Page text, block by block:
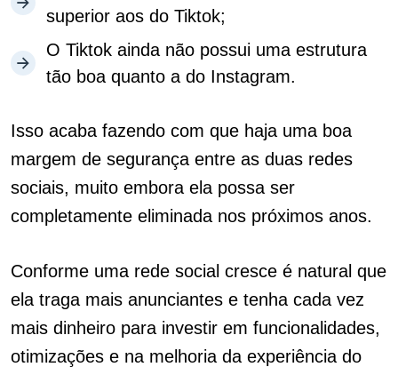
superior aos do Tiktok;
O Tiktok ainda não possui uma estrutura
tão boa quanto a do Instagram.
Isso acaba fazendo com que haja uma boa
margem de segurança entre as duas redes
sociais, muito embora ela possa ser
completamente eliminada nos próximos anos.
Conforme uma rede social cresce é natural que
ela traga mais anunciantes e tenha cada vez
mais dinheiro para investir em funcionalidades,
otimizações e na melhoria da experiência do